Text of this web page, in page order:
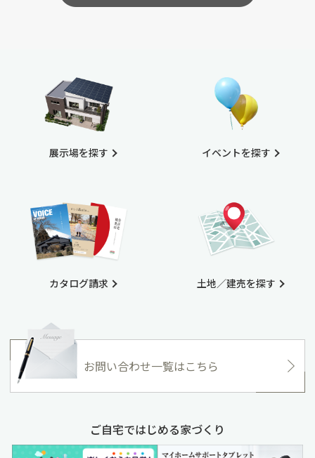
展示場を探す
カタログ請求
イベントを探す
土地／建売を探す
お問い合わせ一覧はこちら
ご自宅ではじめる家づくり